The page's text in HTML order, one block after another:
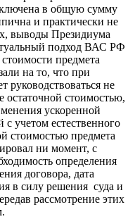
в общую сумму
и практически не
выводы Президиума
подход ВАС РФ
предмета
на то, что при
руководствоваться не
остаточной стоимостью,
ускоренной
учетом естественного
стоимостью предмета
ни момент, с
определения
договора, дата
в силу решения суда и
рассмотрение этих